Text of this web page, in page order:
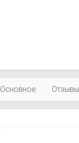
Основное Отзывы